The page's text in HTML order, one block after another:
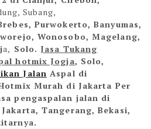
Subang,
Purwokerto, Banyumas,
Wonosobo, Magelang,
a, Solo. Jasa Tukang
hotmix Jogja, Solo,
Jalan Aspal di
Murah di Jakarta Per
pengaspalan jalan di
Tangerang, Bekasi,